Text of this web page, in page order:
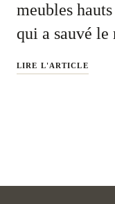
meubles
qui a sauvé le
LIRE L'ARTICLE